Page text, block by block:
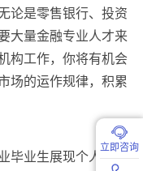
论是零售银行、投资
大量金融专业人才来
构工作，你将有机会
场的运作规律，积累
毕业生展现个人才华
立即咨询